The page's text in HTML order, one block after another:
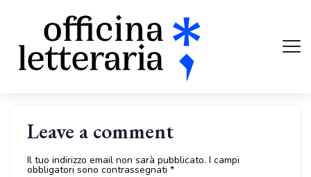
Leave a comment
Il tuo indirizzo email non sarà pubblicato. I campi
obbligatori sono contrassegnati *